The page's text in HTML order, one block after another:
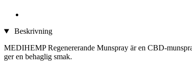
Beskrivning
MEDIHEMP Regenererande Munspray är en CBD-
ger en behaglig smak.